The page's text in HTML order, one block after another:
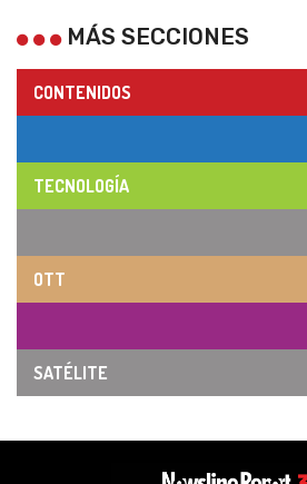
MÁS SECCIONES
CONTENIDOS
TECNOLOGÍA
OTT
SATÉLITE